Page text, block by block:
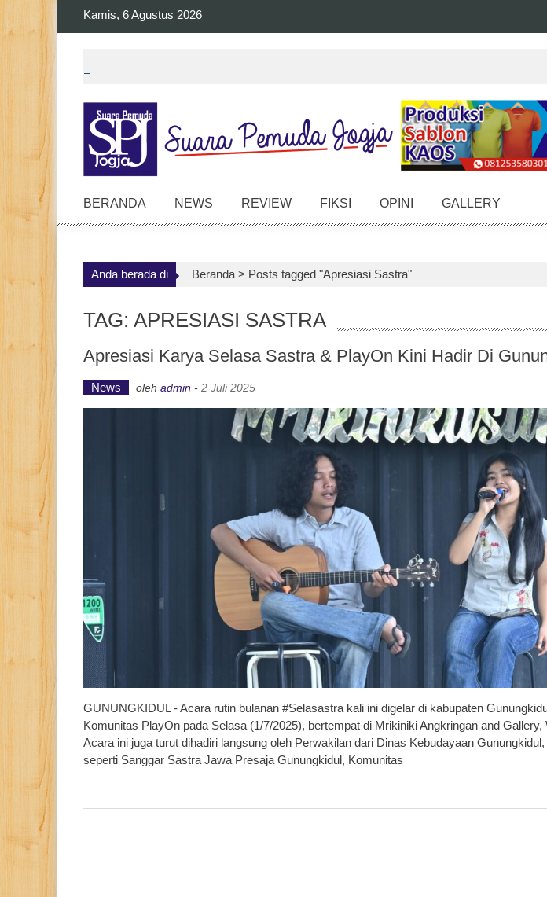
Kamis, 6 Agustus 2026
BERANDA NEWS REVIEW FIKSI OPINI GALLERY
Anda berada di Beranda > Posts tagged "Apresiasi Sastra"
TAG: APRESIASI SASTRA
Apresiasi Karya Selasa Sastra & PlayOn Kini Hadir Di
News oleh admin - 2 Juli 2025
GUNUNGKIDUL - Acara rutin bulanan #Selasastra kali ini digelar di kabupaten
Komunitas PlayOn pada Selasa (1/7/2025), bertempat di Mrikiniki Angkringan and Gallery,
Acara ini juga turut dihadiri langsung oleh Perwakilan dari Dinas Kebudayaan
seperti Sanggar Sastra Jawa Presaja Gunungkidul, Komunitas